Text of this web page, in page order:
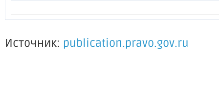
Источник: publication.pravo.gov.ru